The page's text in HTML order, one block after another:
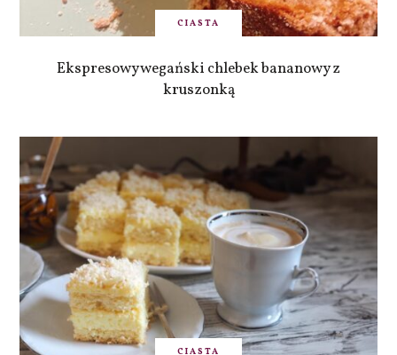
CIASTA
Ekspresowy wegański chlebek bananowy z
kruszonką
CIASTA